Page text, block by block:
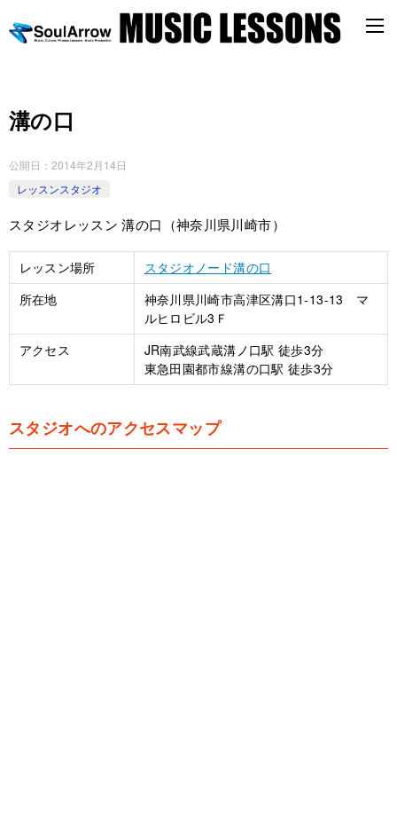
溝の口
公開日： 2014年2月14日
レッスンスタジオ
スタジオレッスン 溝の口（神奈川県川崎市）
レッスン場所
スタジオノード溝の口
所在地
神奈川県川崎市高津区溝口1-13-13 マ
ルヒロビル3Ｆ
アクセス
JR南武線武蔵溝ノ口駅 徒歩3分
東急田園都市線溝の口駅 徒歩3分
スタジオへのアクセスマップ